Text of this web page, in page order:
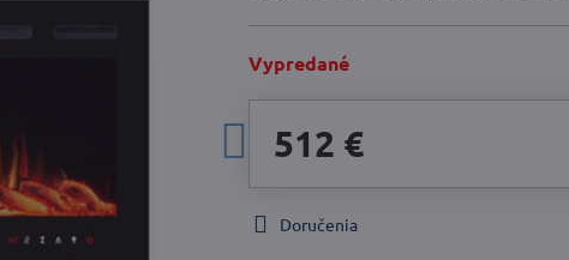
Vypredané
512 €
Doručenia